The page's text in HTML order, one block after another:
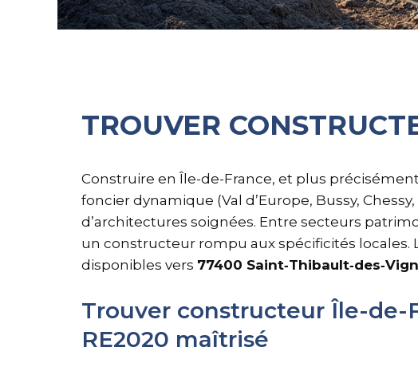
TROUVER
Construire en Île-de-France, et plus
foncier dynamique (Val d’Europe, Bussy,
d’architectures soignées. Entre secteurs
un constructeur rompu aux spécificités locales.
disponibles vers 77400
Trouver constructeur Île-de-
RE2020 maîtrisé